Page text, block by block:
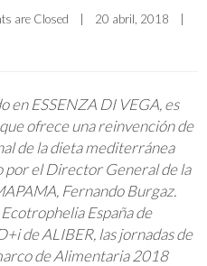
are Closed | 20 abril, 2018 |
en ESSENZA DI VEGA, es
ofrece una reinvención de
de la dieta mediterránea
por el Director General de la
Fernando Burgaz.
España de
de ALIBER, las jornadas de
de Alimentaria 2018